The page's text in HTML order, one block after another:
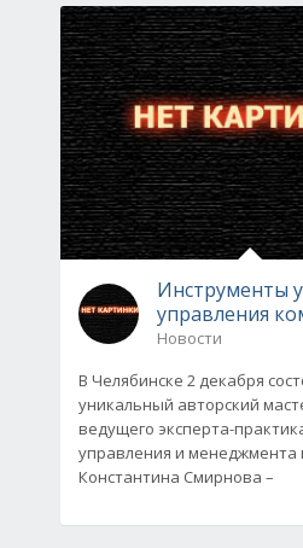
Инструменты
управления
Новости
В Челябинске 2 декабря
уникальный авторский
ведущего эксперта-
управления и менеджмента
Константина Смирнова –